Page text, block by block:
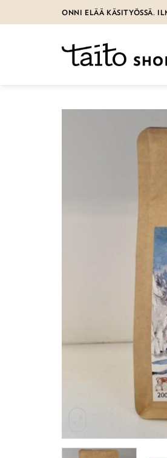
to
ONNI ELÄÄ KÄSITYÖSSÄ.